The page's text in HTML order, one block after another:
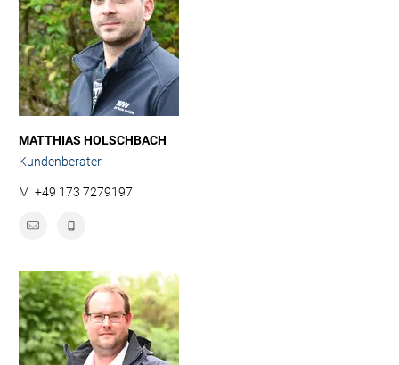
MATTHIAS HOLSCHBACH
Kundenberater
M +49 173 7279197